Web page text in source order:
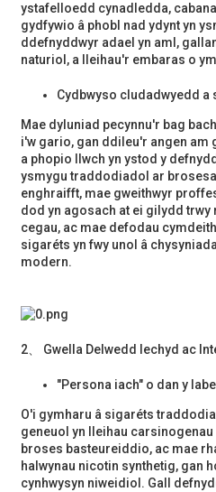
ystafelloedd cynadledda,
gydfywio â phobl nad ydynt yn
ddefnyddwyr adael yn aml,
naturiol, a lleihau'r embaras o
Cydbwyso cludadwyedd a
Mae dyluniad pecynnu'r bag
i'w gario, gan ddileu'r angen am
a phopio llwch yn ystod y
ysmygu traddodiadol ar
enghraifft, mae gweithwyr
dod yn agosach at ei gilydd trwy
cegau, ac mae defodau
sigaréts yn fwy unol â
modern.
2、 Gwella Delwedd Iechyd ac
"Persona iach" o dan y
O'i gymharu â sigaréts
geneuol yn lleihau
broses basteureiddio, ac mae
halwynau nicotin synthetig, gan
cynhwysyn niweidiol. Gall